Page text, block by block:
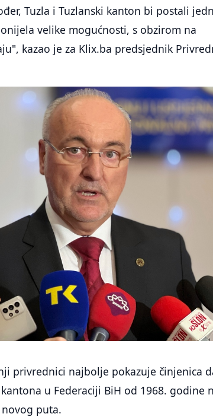
Tuzla i Tuzlanski kanton bi postali
velike mogućnosti, s obzirom na
kazao je za Klix.ba predsjednik
privrednici najbolje pokazuje činjenica
u Federaciji BiH od 1968. godine
puta.